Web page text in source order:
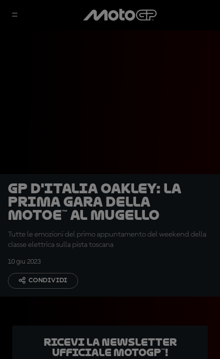
GP d'Italia Oakley: la
prima gara della
MotoE™ al Mugello
Tutte le emozioni del primo appuntamento del weekend della
classe elettrica sulla pista toscana
10 giu 2023
CONDIVIDI
Ricevi la newsletter
ufficiale MotoGP™!